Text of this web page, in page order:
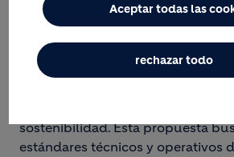
Holcim lanza oficialmente su
cemento gris y concreto en Perú,
sostenibilidad. Esta propuesta
estándares técnicos y operativos
Aceptar todas las
rechazar todo